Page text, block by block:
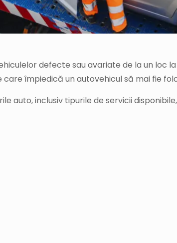
defecte sau avariate de la un loc
împiedică un autovehicul să mai fie
inclusiv tipurile de servicii